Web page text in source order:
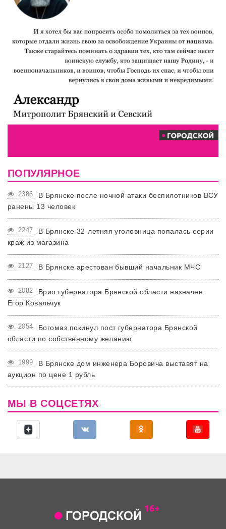
ПОПУЛЯРНОЕ
2386
В Брянске после ночной атаки беспилотников ВСУ
ранены 13 человек
2247
В Брянске 32-летняя уголовница попалась серии
краж из магазина
2127 В Брянске арестован бывший начальник МЧС
2082
Врио губернатора Брянской области назначен
Егор Ковальчук
2054
Богомаз покинул пост губернатора Брянской
области по собственному желанию
1999
В Брянске дом инженера Боровича выставят на
аукцион по цене 1 рубль
МЫ В СОЦСЕТЯХ